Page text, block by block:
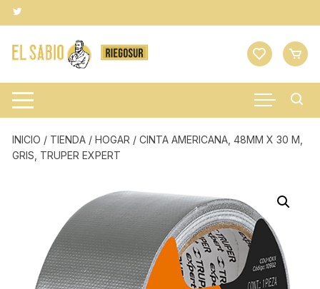
Saltar
al
contenido
INICIO / TIENDA /HOGAR / CINTA AMERICANA, 48MM X 30 M,
GRIS, TRUPER EXPERT